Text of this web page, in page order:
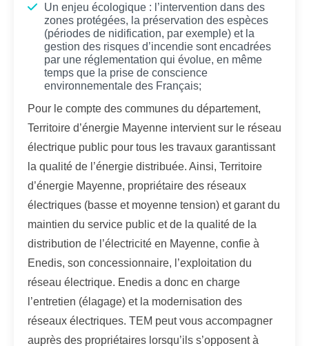
Un enjeu écologique : l’intervention dans des
zones protégées, la préservation des espèces
(périodes de nidification, par exemple) et la
gestion des risques d’incendie sont encadrées
par une réglementation qui évolue, en même
temps que la prise de conscience
environnementale des Français;
Pour le compte des communes du département,
Territoire d’énergie Mayenne intervient sur le réseau
électrique public pour tous les travaux garantissant
la qualité de l’énergie distribuée. Ainsi, Territoire
d’énergie Mayenne, propriétaire des réseaux
électriques (basse et moyenne tension) et garant du
maintien du service public et de la qualité de la
distribution de l’électricité en Mayenne, confie à
Enedis, son concessionnaire, l’exploitation du
réseau électrique. Enedis a donc en charge
l’entretien (élagage) et la modernisation des
réseaux électriques. TEM peut vous accompagner
auprès des propriétaires lorsqu’ils s’opposent à